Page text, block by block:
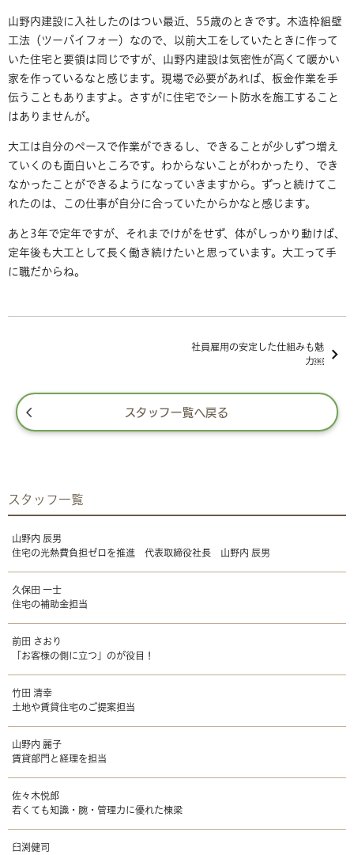
山野内建設に入社したのはつい最近、55歳のときです。木造枠組壁
工法（ツーバイフォー）なので、以前大工をしていたときに作って
いた住宅と要領は同じですが、山野内建設は気密性が高くて暖かい
家を作っているなと感じます。現場で必要があれば、板金作業を手
伝うこともありますよ。さすがに住宅でシート防水を施工すること
はありませんが。
大工は自分のペースで作業ができるし、できることが少しずつ増え
ていくのも面白いところです。わからないことがわかったり、でき
なかったことができるようになっていきますから。ずっと続けてこ
れたのは、この仕事が自分に合っていたからかなと感じます。
あと3年で定年ですが、それまでけがをせず、体がしっかり動けば、
定年後も大工として長く働き続けたいと思っています。大工って手
に職だからね。
社員雇用の安定した仕組みも魅
力￼
スタッフ一覧へ戻る
スタッフ一覧
山野内 辰男
住宅の光熱費負担ゼロを推進 代表取締役社長 山野内 辰男
久保田 一士
住宅の補助金担当
前田 さおり
「お客様の側に立つ」のが役目！
竹田 清幸
土地や賃貸住宅のご提案担当
山野内 麗子
賃貸部門と経理を担当
佐々木悦郎
若くても知識・腕・管理力に優れた棟梁
臼渕健司